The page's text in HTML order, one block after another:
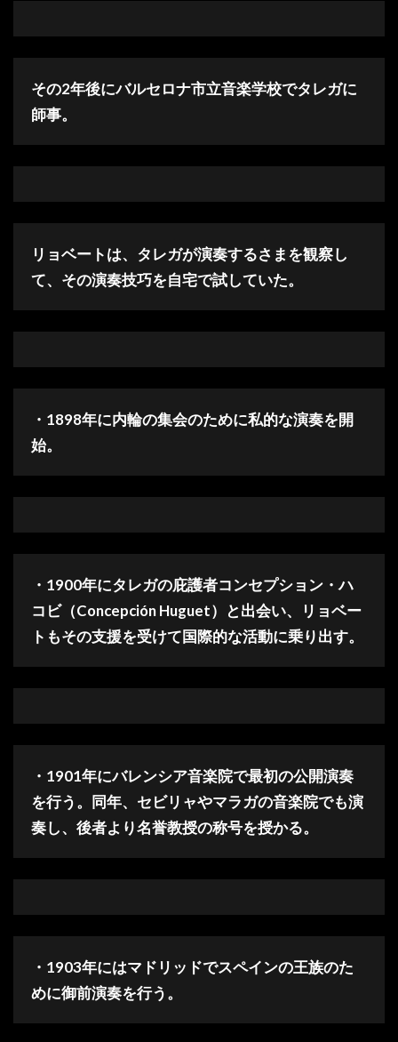
その2年後にバルセロナ市立音楽学校でタレガに
師事。
リョベートは、タレガが演奏するさまを観察し
て、その演奏技巧を自宅で試していた。
・1898年に内輪の集会のために私的な演奏を開
始。
・1900年にタレガの庇護者コンセプション・ハ
コビ（Concepción Huguet）と出会い、リョベー
トもその支援を受けて国際的な活動に乗り出す。
・1901年にバレンシア音楽院で最初の公開演奏
を行う。同年、セビリャやマラガの音楽院でも演
奏し、後者より名誉教授の称号を授かる。
・1903年にはマドリッドでスペインの王族のた
めに御前演奏を行う。